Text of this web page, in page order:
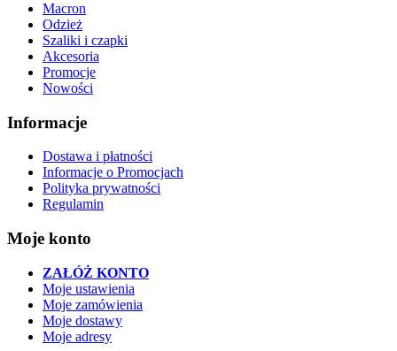
Macron
Odzież
Szaliki i czapki
Akcesoria
Promocje
Nowości
Informacje
Dostawa i płatności
Informacje o Promocjach
Polityka prywatności
Regulamin
Moje konto
ZAŁÓŻ KONTO
Moje ustawienia
Moje zamówienia
Moje dostawy
Moje adresy